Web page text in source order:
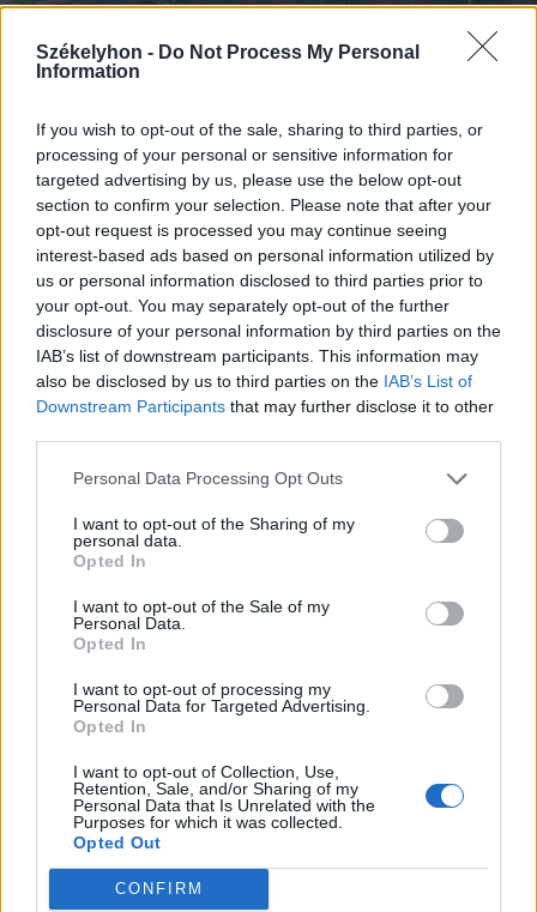
Székelyhon - Do Not Process My Personal
Information
If you wish to opt-out of the sale, sharing to third parties, or
processing of your personal or sensitive information for
targeted advertising by us, please use the below opt-out
section to confirm your selection. Please note that after your
opt-out request is processed you may continue seeing
interest-based ads based on personal information utilized by
us or personal information disclosed to third parties prior to
your opt-out. You may separately opt-out of the further
disclosure of your personal information by third parties on the
IAB’s list of downstream participants. This information may
also be disclosed by us to third parties on the IAB’s List of
Downstream Participants that may further disclose it to other
Personal Data Processing Opt Outs
I want to opt-out of the Sharing of my
personal data.
Opted In
I want to opt-out of the Sale of my
Personal Data.
Opted In
I want to opt-out of processing my
Personal Data for Targeted Advertising.
Opted In
I want to opt-out of Collection, Use,
Retention, Sale, and/or Sharing of my
Personal Data that Is Unrelated with the
Purposes for which it was collected.
Opted Out
CONFIRM
2026. augusztus 05., szerda
Marosvásárhely játszóterei:
népszerűek, de közel sem
kifogástalanok
Kigyulladt egy kombájn és a
búzatábla a Maros megyében, a
közeli erdőt veszélyeztetik a
lángok